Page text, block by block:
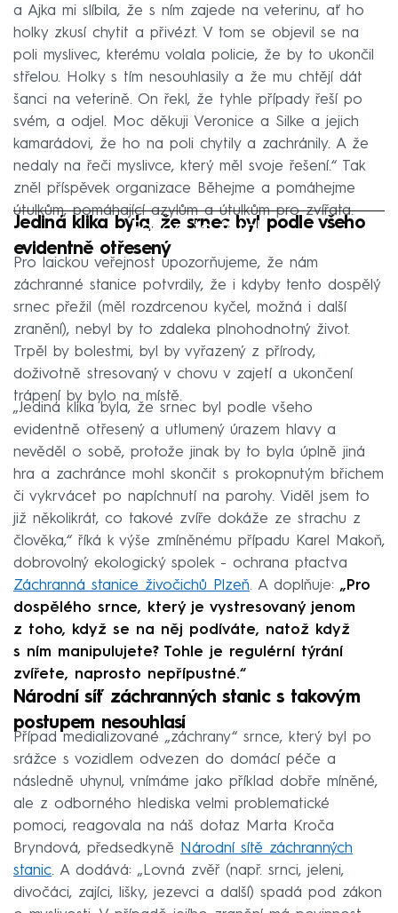
a Ajka mi slíbila, že s ním zajede na veterinu, ať ho
holky zkusí chytit a přivézt. V tom se objevil se na
poli myslivec, kterému volala policie, že by to ukončil
střelou. Holky s tím nesouhlasily a že mu chtějí dát
šanci na veterině. On řekl, že tyhle případy řeší po
svém, a odjel. Moc děkuji Veronice a Silke a jejich
kamarádovi, že ho na poli chytily a zachránily. A že
nedaly na řeči myslivce, který měl svoje řešení.“ Tak
zněl příspěvek organizace Běhejme a pomáhejme
útulkům, pomáhající azylům a útulkům pro zvířata.
Failed to fetch
Jediná klika byla, že srnec byl podle všeho
evidentně otřesený
Pro laickou veřejnost upozorňujeme, že nám
záchranné stanice potvrdily, že i kdyby tento dospělý
srnec přežil (měl rozdrcenou kyčel, možná i další
zranění), nebyl by to zdaleka plnohodnotný život.
Trpěl by bolestmi, byl by vyřazený z přírody,
doživotně stresovaný v chovu v zajetí a ukončení
trápení by bylo na místě.
„Jediná klika byla, že srnec byl podle všeho
evidentně otřesený a utlumený úrazem hlavy a
nevěděl o sobě, protože jinak by to byla úplně jiná
hra a zachránce mohl skončit s prokopnutým břichem
či vykrvácet po napíchnutí na parohy. Viděl jsem to
již několikrát, co takové zvíře dokáže ze strachu z
člověka,“ říká k výše zmíněnému případu Karel Makoň,
dobrovolný ekologický spolek - ochrana ptactva
Záchranná stanice živočichů Plzeň. A doplňuje: „Pro
dospělého srnce, který je vystresovaný jenom
z toho, když se na něj podíváte, natož když
s ním manipulujete? Tohle je regulérní týrání
zvířete, naprosto nepřípustné.“
Národní síť záchranných stanic s takovým
postupem nesouhlasí
Případ medializované „záchrany“ srnce, který byl po
srážce s vozidlem odvezen do domácí péče a
následně uhynul, vnímáme jako příklad dobře míněné,
ale z odborného hlediska velmi problematické
pomoci, reagovala na náš dotaz Marta Kroča
Bryndová, předsedkyně
Národní sítě záchranných
stanic. A dodává: „Lovná zvěř (např. srnci, jeleni,
divočáci, zajíci, lišky, jezevci a další) spadá pod zákon